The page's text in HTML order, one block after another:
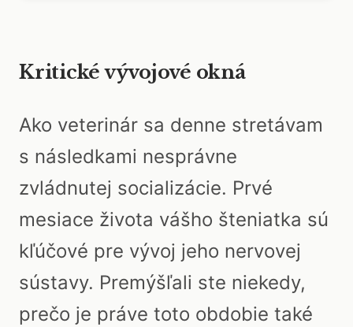
Kritické vývojové okná
Ako veterinár sa denne stretávam
s následkami nesprávne
zvládnutej socializácie. Prvé
mesiace života vášho šteniatka sú
kľúčové pre vývoj jeho nervovej
sústavy. Premýšľali ste niekedy,
prečo je práve toto obdobie také